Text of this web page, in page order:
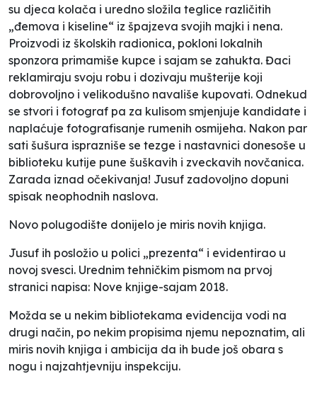
su djeca kolača i uredno složila teglice različitih
„đemova i kiseline“ iz špajzeva svojih majki i nena.
Proizvodi iz školskih radionica, pokloni lokalnih
sponzora primamiše kupce i sajam se zahukta. Đaci
reklamiraju svoju robu i dozivaju mušterije koji
dobrovoljno i velikodušno navališe kupovati. Odnekud
se stvori i fotograf pa za kulisom smjenjuje kandidate i
naplaćuje fotografisanje rumenih osmijeha. Nakon par
sati šušura isprazniše se tezge i nastavnici donesoše u
biblioteku kutije pune šuškavih i zveckavih novčanica.
Zarada iznad očekivanja! Jusuf zadovoljno dopuni
spisak neophodnih naslova.
Novo polugodište donijelo je miris novih knjiga.
Jusuf ih posložio u polici „prezenta“ i evidentirao u
novoj svesci. Urednim tehničkim pismom na prvoj
stranici napisa: Nove knjige-sajam 2018.
Možda se u nekim bibliotekama evidencija vodi na
drugi način, po nekim propisima njemu nepoznatim, ali
miris novih knjiga i ambicija da ih bude još obara s
nogu i najzahtjevniju inspekciju.